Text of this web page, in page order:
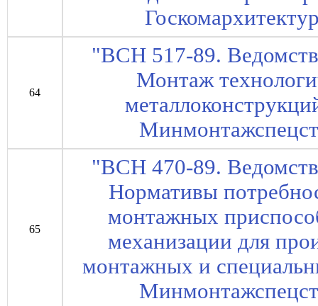
64
"ВСН 517-89.
Монтаж
65
"ВСН 470-89.
Нормативы
монтажных
механизации для
монтажных и